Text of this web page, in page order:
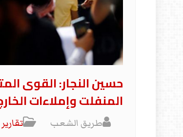
حسين النجار: القوى
المنفلت وإملاءات
طريق الشعب تقارير